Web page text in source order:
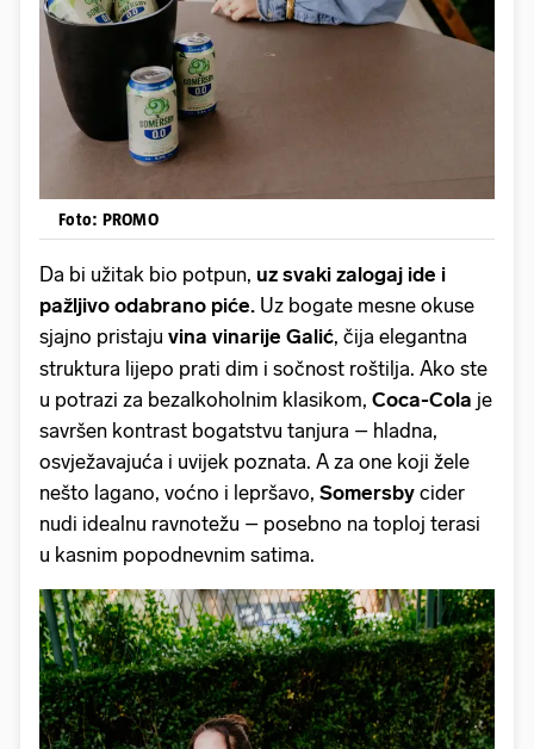
Foto: PROMO
Da bi užitak bio potpun, uz svaki zalogaj ide i
pažljivo odabrano piće. Uz bogate mesne okuse
sjajno pristaju vina vinarije Galić, čija elegantna
struktura lijepo prati dim i sočnost roštilja. Ako ste
u potrazi za bezalkoholnim klasikom, Coca-Cola je
savršen kontrast bogatstvu tanjura – hladna,
osvježavajuća i uvijek poznata. A za one koji žele
nešto lagano, voćno i lepršavo, Somersby cider
nudi idealnu ravnotežu – posebno na toploj terasi
u kasnim popodnevnim satima.